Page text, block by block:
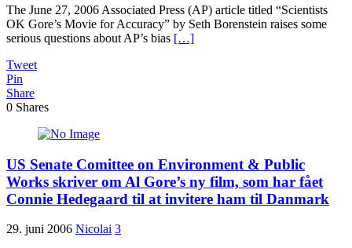
The June 27, 2006 Associated Press (AP) article titled “Scientists
OK Gore’s Movie for Accuracy” by Seth Borenstein raises some
serious questions about AP’s bias […]
Tweet
Pin
Share
0 Shares
US Senate Comittee on Environment & Public
Works skriver om Al Gore’s ny film, som har fået
Connie Hedegaard til at invitere ham til Danmark
29. juni 2006 Nicolai 3